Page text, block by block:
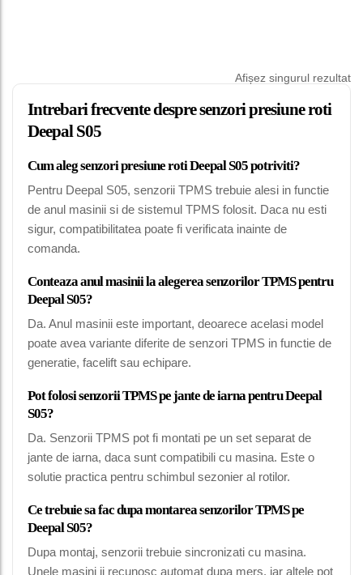
Afișez singurul rezultat
Intrebari frecvente despre senzori presiune roti
Deepal S05
Cum aleg senzori presiune roti Deepal S05 potriviti?
Pentru Deepal S05, senzorii TPMS trebuie alesi in functie
de anul masinii si de sistemul TPMS folosit. Daca nu esti
sigur, compatibilitatea poate fi verificata inainte de
comanda.
Conteaza anul masinii la alegerea senzorilor TPMS pentru
Deepal S05?
Da. Anul masinii este important, deoarece acelasi model
poate avea variante diferite de senzori TPMS in functie de
generatie, facelift sau echipare.
Pot folosi senzorii TPMS pe jante de iarna pentru Deepal
S05?
Da. Senzorii TPMS pot fi montati pe un set separat de
jante de iarna, daca sunt compatibili cu masina. Este o
solutie practica pentru schimbul sezonier al rotilor.
Ce trebuie sa fac dupa montarea senzorilor TPMS pe
Deepal S05?
Dupa montaj, senzorii trebuie sincronizati cu masina.
Unele masini ii recunosc automat dupa mers, iar altele pot